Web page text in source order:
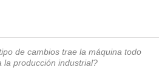
de cambios trae la máquina todo
la producción industrial?